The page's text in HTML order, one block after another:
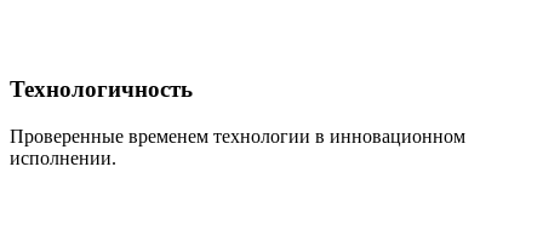
Технологичность
Проверенные временем технологии в инновационном
исполнении.